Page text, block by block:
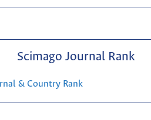
Scimago Journal Rank